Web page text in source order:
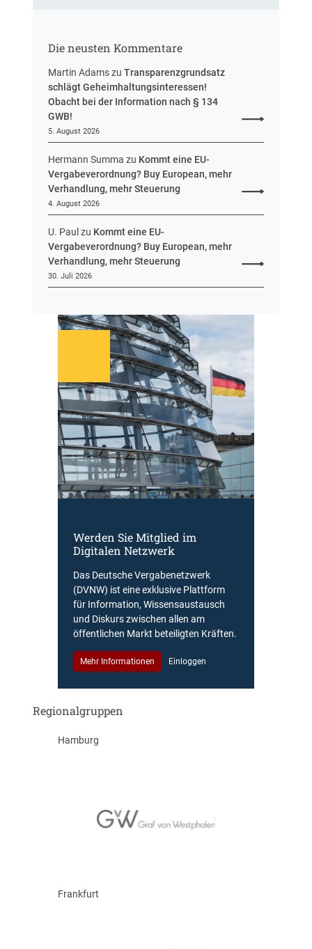
Die neusten Kommentare
Martin AdamszuTransparenzgrundsatz
schlägt Geheimhaltungsinteressen!
Obacht bei der Information nach § 134
GWB!
5. August 2026
Hermann Summa zu Kommt eine EU-
Vergabeverordnung? Buy European, mehr
Verhandlung, mehr Steuerung
4. August 2026
U. Paul zu Kommt eine EU-
Vergabeverordnung? Buy European, mehr
Verhandlung, mehr Steuerung
30. Juli 2026
Werden Sie Mitglied im
Digitalen Netzwerk
Das Deutsche Vergabenetzwerk
(DVNW) ist eine exklusive Plattform
für Information, Wissensaustausch
und Diskurs zwischen allen am
öffentlichen Markt beteiligten Kräften.
Mehr Informationen Einloggen
Regionalgruppen
Hamburg
Frankfurt